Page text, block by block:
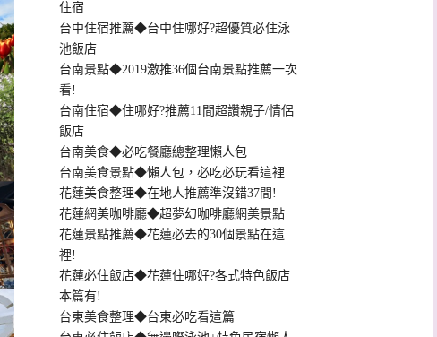
住宿
台中住宿推薦◆台中住哪好?超優質必住泳
池飯店
台南景點◆2019激推36個台南景點推薦一次
看!
台南住宿◆住哪好?推薦11間超讚親子/情侶
飯店
台南美食◆必吃餐廳總整理懶人包
台南美食景點◆懶人包，必吃必玩看這裡
花蓮美食整理◆在地人推薦準沒錯37間!
花蓮網美咖啡廳◆超夢幻咖啡廳網美景點
花蓮景點推薦◆花蓮必去的30個景點在這
裡!
花蓮必住飯店◆花蓮住哪好?各式特色飯店
本篇有!
台東美食整理◆台東必吃看這篇